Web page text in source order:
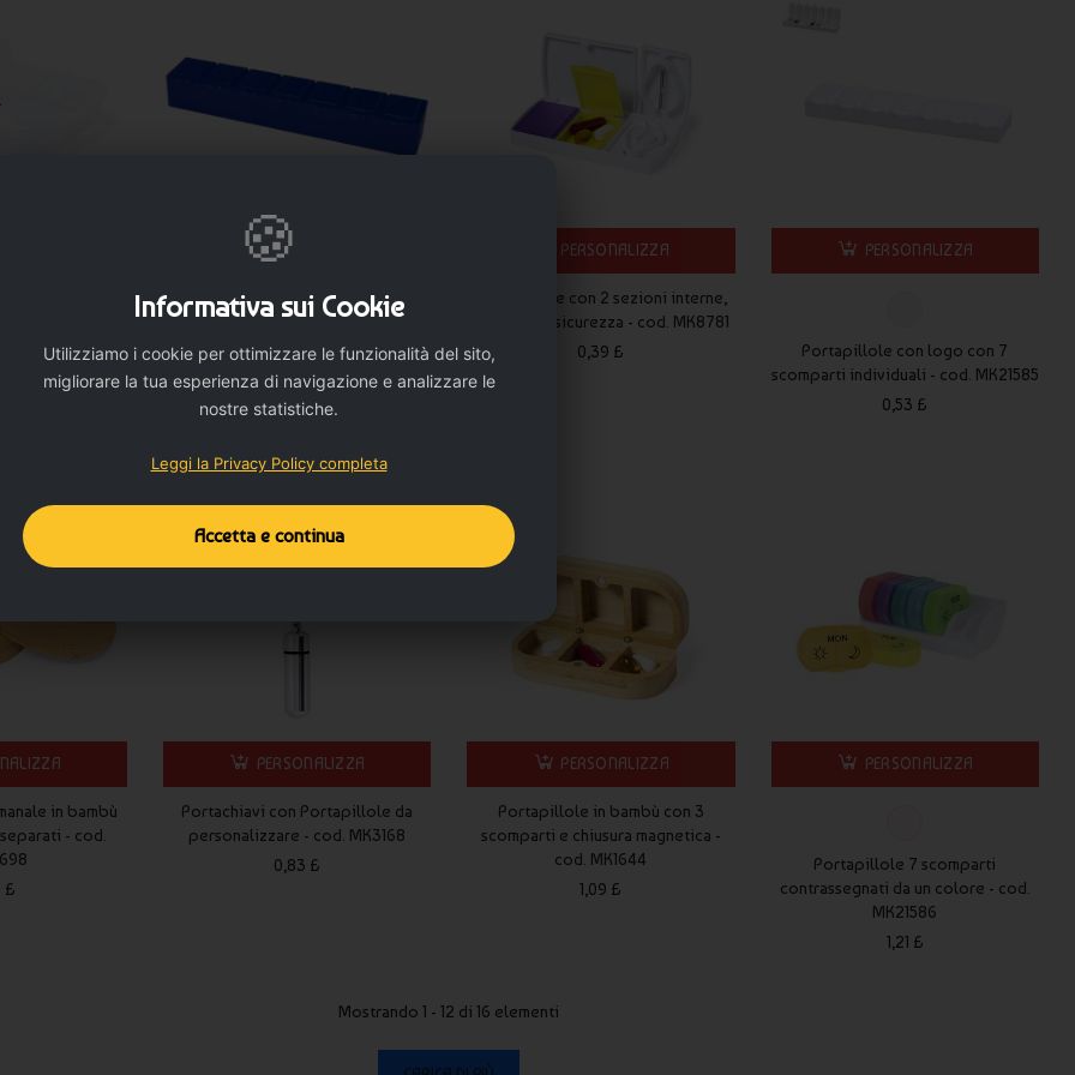
o grafiche aziendali.
separati per organizzare le dosi.
campagne promozionali.
e professionale per unire gestione della terapia e
a 4
- cod. MK6067
PERSONALIZZA
Portapillole settimanale per
multivitaminici - cod. P126373
0,35 £
PERSONALIZZA
Portapillole con 2 sezioni interne,
chiusura di sicurezza - cod. MK8781
0,39 £
PERSONALIZZA
Portapillole con logo con 7
scomparti individuali - cod. MK21585
0,53 £
in bambù
- cod.
£
PERSONALIZZA
Portachiavi con Portapillole da
personalizzare - cod. MK3168
0,83 £
PERSONALIZZA
Portapillole in bambù con 3
scomparti e chiusura magnetica -
cod. MK1644
1,09 £
PERSONALIZZA
Portapillole 7 scomparti
contrassegnati da un colore - cod.
MK21586
1,21 £
Mostrando 1 - 12 di 16 elementi
🍪
Informativa sui Cookie
Utilizziamo i cookie per ottimizzare le funzionalità del sito,
migliorare la tua esperienza di navigazione e analizzare le
nostre statistiche.
Leggi la Privacy Policy completa
Accetta e continua